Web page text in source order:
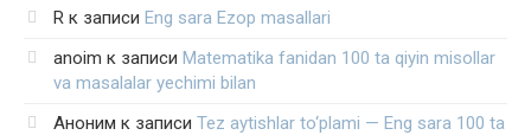
R к записи Eng sara Ezop masallari
anoim к записи Matematika fanidan 100 ta qiyin misollar
va masalalar yechimi bilan
Аноним к записи Tez aytishlar to‘plami — Eng sara 100 ta